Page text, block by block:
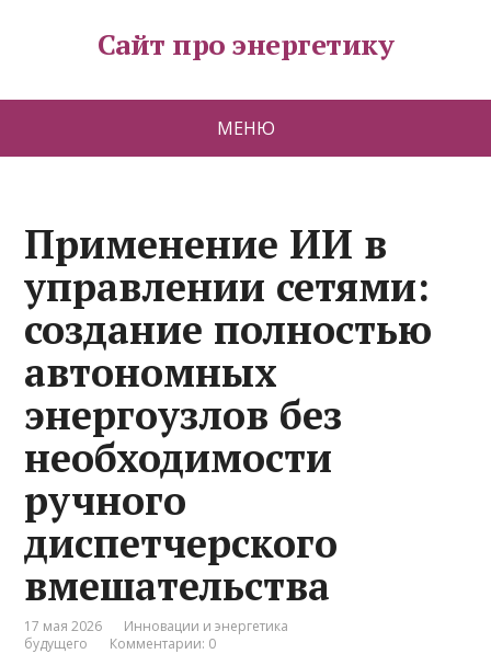
Сайт про энергетику
МЕНЮ
Применение ИИ в
управлении сетями:
создание полностью
автономных
энергоузлов без
необходимости
ручного
диспетчерского
вмешательства
17 мая 2026
Инновации и энергетика
будущего
Комментарии: 0